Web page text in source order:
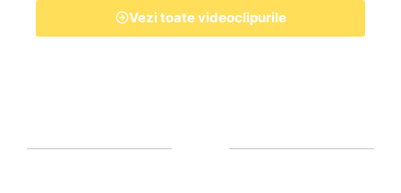
Vezi toate videoclipurile